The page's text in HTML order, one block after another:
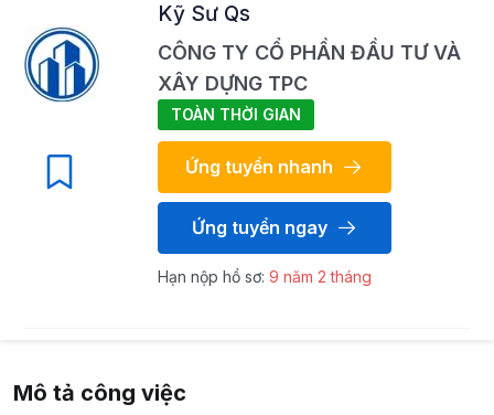
Kỹ Sư Qs
CÔNG TY CỔ PHẦN ĐẦU TƯ VÀ
XÂY DỰNG TPC
TOÀN THỜI GIAN
Ứng tuyển nhanh
Ứng tuyển ngay
Hạn nộp hồ sơ:9 năm 2 tháng
Mô tả công việc